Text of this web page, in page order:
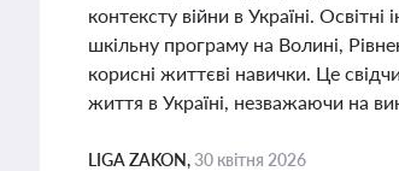
контексту війни в Україні.
шкільну програму на Волині,
корисні життєві навички. Це
життя в Україні, незважаючи на
LIGA ZAKON,30 квітня 2026